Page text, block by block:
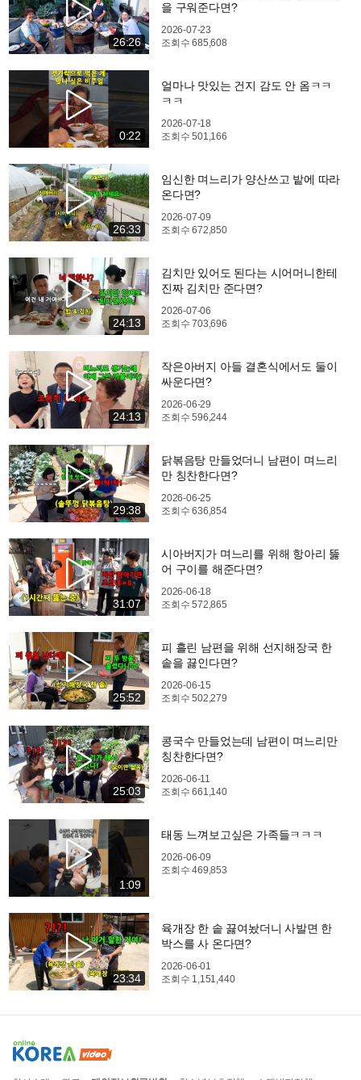
26:26
을 구워준다면?
2026-07-23
조회수685,608
0:22
얼마나 맛있는 건지 감도 안 옴ㅋㅋ
ㅋㅋ
2026-07-18
조회수501,166
26:33
임신한 며느리가 양산쓰고 밭에 따라
온다면?
2026-07-09
조회수672,850
24:13
김치만 있어도 된다는 시어머니한테
진짜 김치만 준다면?
2026-07-06
조회수703,696
24:13
작은아버지 아들 결혼식에서도 둘이
싸운다면?
2026-06-29
조회수596,244
29:38
닭볶음탕 만들었더니 남편이 며느리
만 칭찬한다면?
2026-06-25
조회수636,854
31:07
시아버지가 며느리를 위해 항아리 뚫
어 구이를 해준다면?
2026-06-18
조회수572,865
25:52
피 흘린 남편을 위해 선지해장국 한
솥을 끓인다면?
2026-06-15
조회수502,279
25:03
콩국수 만들었는데 남편이 며느리만
칭찬한다면?
2026-06-11
조회수661,140
1:09
태동 느껴보고싶은 가족들ㅋㅋㅋ
2026-06-09
조회수469,853
23:34
육개장 한 솥 끓여놨더니 사발면 한
박스를 사 온다면?
2026-06-01
조회수 1,151,440